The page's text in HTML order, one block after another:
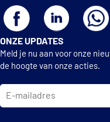
ONZE UPDATES
Meld je nu aan voor onze
de hoogte van onze acties.